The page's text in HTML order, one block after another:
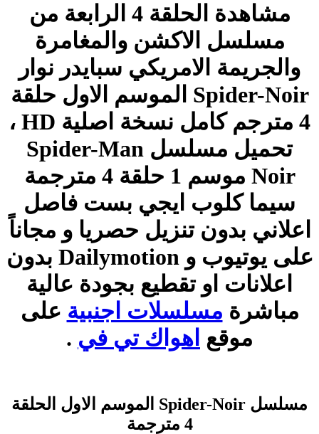
مشاهدة الحلقة 4 الرابعة من
مسلسل الاكشن والمغامرة
والجريمة الامريكي سبايدر نوار
Spider-Noir الموسم الاول حلقة
4 مترجم كامل نسخة اصلية HD ،
تحميل مسلسل Spider-Man
Noir موسم 1 حلقة 4 مترجمة
سيما كلوب ايجي بست فاصل
اعلاني بدون تنزيل حصريا و مجاناً
على يوتيوب و Dailymotion بدون
اعلانات او تقطيع بجودة عالية
مباشرة مسلسلات اجنبية على
موقع اهواك تي في .
مسلسل Spider-Noir الموسم الاول الحلقة
4 مترجمة